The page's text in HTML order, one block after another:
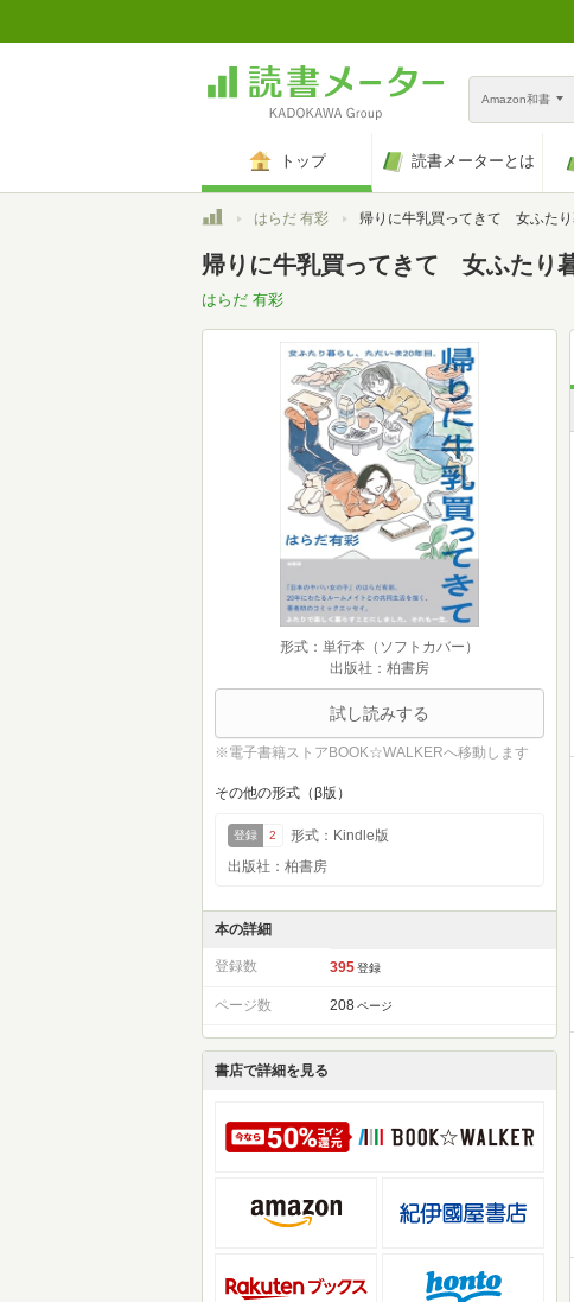
Amazon和書
トップ 読書メーターとは
トップはらだ 有彩 帰りに牛乳買ってきて 女ふたり暮らし、ただいま20年
帰りに牛乳買ってきて 女ふたり
はらだ 有彩
形式：単行本（ソフトカバー）
出版社：柏書房
試し読みする
※電子書籍ストアBOOK☆WALKERへ移動します
その他の形式（β版）
登録 2
形式：Kindle版
出版社：柏書房
本の詳細
登録数 395 登録
ページ数 208 ページ
書店で詳細を見る